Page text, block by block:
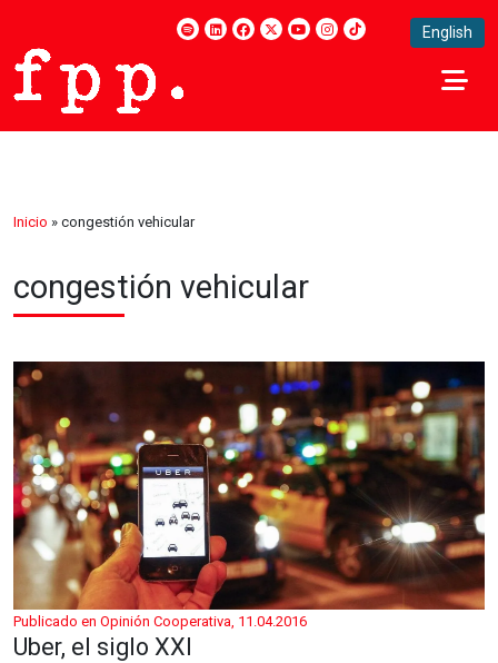
English
Inicio » congestión vehicular
congestión vehicular
Publicado en Opinión Cooperativa, 11.04.2016
Uber, el siglo XXI